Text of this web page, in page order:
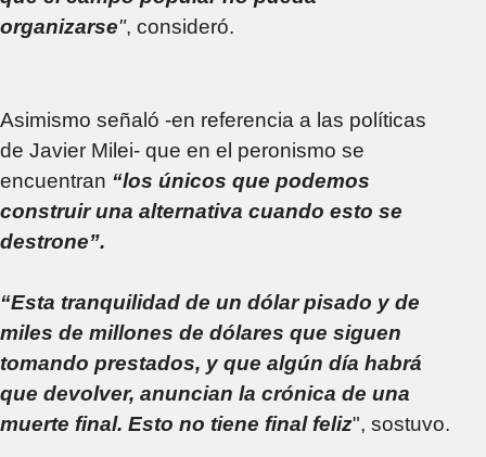
organizarse", consideró.
Asimismo señaló -en referencia a las políticas
de Javier Milei- que en el peronismo se
encuentran “los únicos que podemos
construir una alternativa cuando esto se
destrone”.
“Esta tranquilidad de un dólar pisado y de
miles de millones de dólares que siguen
tomando prestados, y que algún día habrá
que devolver, anuncian la crónica de una
muerte final. Esto no tiene final feliz", sostuvo.